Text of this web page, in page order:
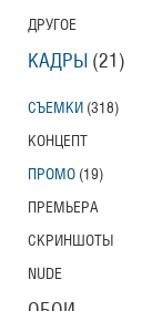
ДРУГОЕ
КАДРЫ (21)
СЪЕМКИ (318)
КОНЦЕПТ
ПРОМО (19)
ПРЕМЬЕРА
СКРИНШОТЫ
NUDE